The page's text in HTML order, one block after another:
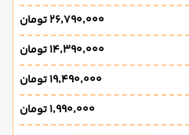
۲۶٬۷۹۰٬۰۰۰ تومان
۱۴٬۳۹۰٬۰۰۰ تومان
۱۹٬۴۹۰٬۰۰۰ تومان
۱٬۹۹۰٬۰۰۰ تومان